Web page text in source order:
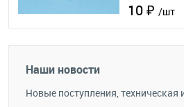
10 ₽ /шт
Наши новости
Новые поступления,